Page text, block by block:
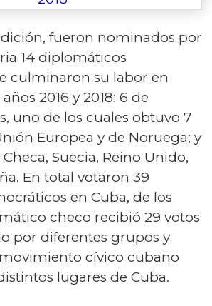
fueron nominados por
14 diplomáticos
culminaron su labor en
2016 y 2018: 6 de
uno de los cuales obtuvo 7
Europea y de Noruega; y
Suecia, Reino Unido,
En total votaron 39
en Cuba, de los
checo recibió 29 votos
por diferentes grupos y
cívico cubano
lugares de Cuba.